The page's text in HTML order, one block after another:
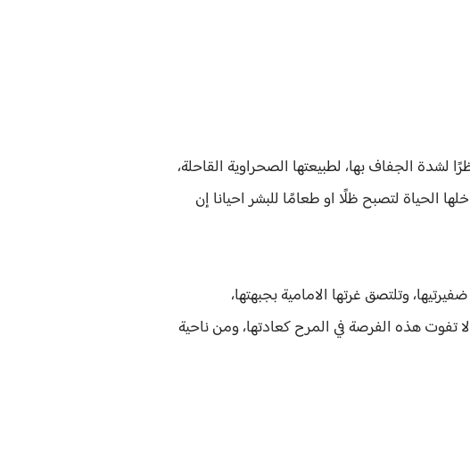
لشدة الجفاف بها، لطبيعتها الصحراوية القاحلة،
الحياة لتصبح ظلًا او طعامًا للبشر احيانا إن
وتلتصق غرتها الامامية بجبهتها،
تفوت هذه الفرصة في المرح كعادتها، ومن ناحية